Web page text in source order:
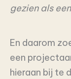
gezien als
En daarom
een
hieraan bij te